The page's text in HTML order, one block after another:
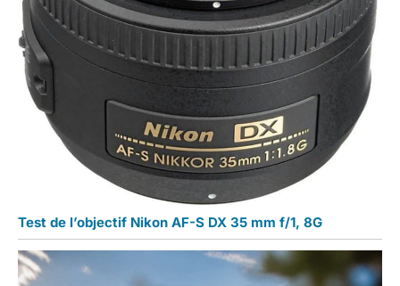
Test de l’objectif Nikon AF-S DX 35 mm f/1, 8G